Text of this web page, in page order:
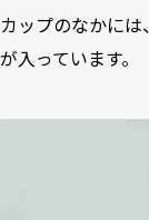
カップのなかに
が入っています。